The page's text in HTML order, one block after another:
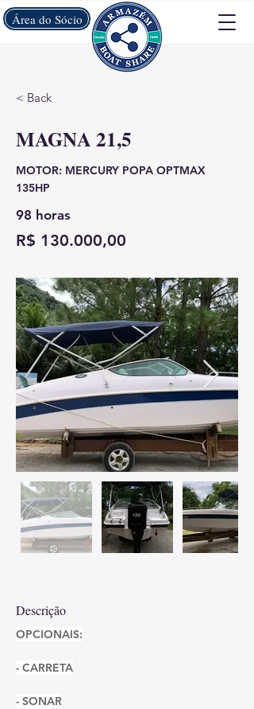
Área do Sócio
< Back
MAGNA 21,5
MOTOR: MERCURY POPA OPTMAX
135HP
98 horas
R$ 130.000,00
Descrição
OPCIONAIS:
- CARRETA
- SONAR